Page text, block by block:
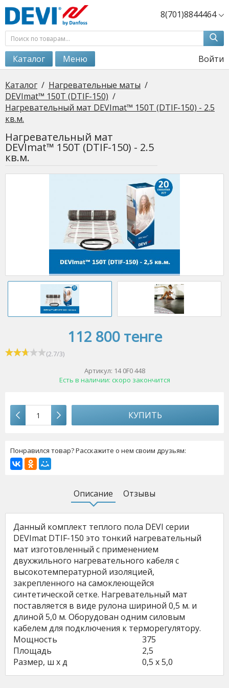
8(701)8844464
Каталог Меню Войти
Каталог / Нагревательные маты /
DEVImat™ 150Т (DTIF-150) /
Нагревательный мат DEVImat™ 150Т (DTIF-150) - 2.5
кв.м.
Нагревательный мат
DEVImat™ 150Т (DTIF-150) - 2.5
кв.м.
112 800 тенге
(2.7/3)
Артикул: 14 0F0 448
Есть в наличии: скоро закончится
КУПИТЬ
Понравился товар? Расскажите о нем своим друзьям:
Описание Отзывы
Данный комплект теплого пола DEVI серии
DEVImat DTIF-150 это тонкий нагревательный
мат изготовленный с применением
двухжильного нагревательного кабеля с
высокотемпературной изоляцией,
закрепленного на самоклеющейся
синтетической сетке. Нагревательный мат
поставляется в виде рулона шириной 0,5 м. и
длиной 5,0 м. Оборудован одним силовым
кабелем для подключения к терморегулятору.
Мощность
375
Площадь
2,5
Размер, ш х д
0,5 х 5,0